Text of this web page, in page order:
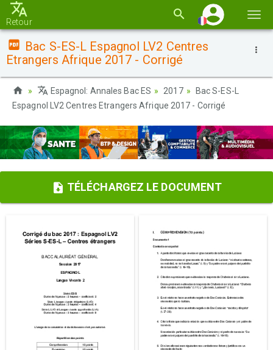
la
Retour
Bac S-ES-L Espagnol LV2 Centres
Etrangers Afrique 2017 - Corrigé
Espagnol: Annales Bac ES 2017
Bac S-ES-L
Espagnol LV2 Centres Etrangers Afrique 2017 - Corrigé
TÉLÉCHARGEZ LE DOCUMENT